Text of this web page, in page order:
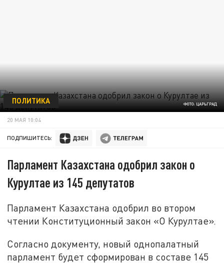
ФОТО: ЦАРЬГРАД
ПОЛИТИКА
20 МАЯ 10:04
ПОДПИШИТЕСЬ:
Парламент Казахстана одобрил закон о
Курултае из 145 депутатов
Парламент Казахстана одобрил во втором
чтении Конституционный закон «О Курултае».
Согласно документу, новый однопалатный
парламент будет сформирован в составе 145